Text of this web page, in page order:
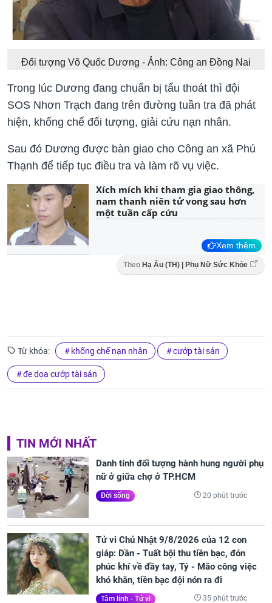
Đối tượng Võ Quốc Dương - Ảnh: Công an Đồng Nai
Trong lúc Dương đang chuẩn bị tẩu thoát thì đội
SOS Nhơn Trạch đang trên đường tuần tra đã phát
hiện, khống chế đối tượng, giải cứu nạn nhân.
Sau đó Dương được bàn giao cho Công an xã Phú
Thạnh để tiếp tục điều tra và làm rõ vụ việc.
Xích mích khi tham gia giao thông,
nam thanh niên tử vong sau hơn
một tuần cấp cứu
Xem thêm
Theo Hạ Âu (TH) | Phụ Nữ Sức Khỏe
Từ khóa: khống chế nạn nhân cướp tài sản
đe dọa cướp tài sản
TIN MỚI NHẤT
Danh tính đối tượng hành hung người phụ
nữ ở giữa chợ ở TP.HCM
Đời sống 20 phút trước
Tử vi Chủ Nhật 9/8/2026 của 12 con
giáp: Dần - Tuất bội thu tiền bạc, đón
phúc khí về đầy tay, Tý - Mão công việc
khó khăn, tiền bạc đội nón ra đi
Tâm linh - Tử vi 35 phút trước